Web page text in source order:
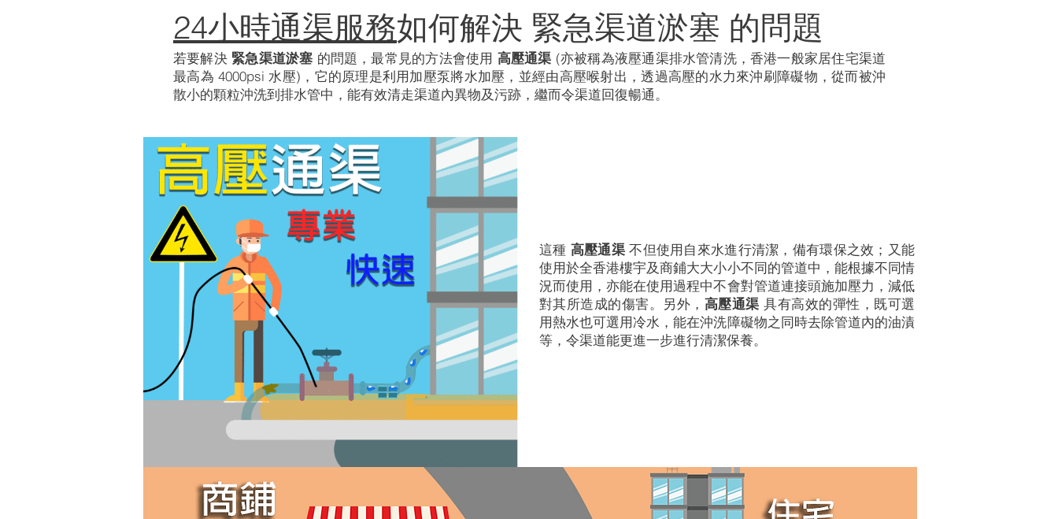
24小時通渠服務如何解決 緊急渠道淤塞 的問題
若要解決 緊急渠道淤塞 的問題，最常見的方法會使用 高壓通渠 (亦被稱為液壓通渠排水管清洗，香港一般家居住宅渠道
最高為 4000psi 水壓)，它的原理是利用加壓泵將水加壓，並經由高壓喉射出，透過高壓的水力來沖刷障礙物，從而被沖
散小的顆粒沖洗到排水管中，能有效清走渠道內異物及污跡，繼而令渠道回復暢通。
這種 高壓通渠 不但使用自來水進行清潔，備有環保之效；又能
使用於全香港樓宇及商鋪大大小小不同的管道中，能根據不同情
況而使用，亦能在使用過程中不會對管道連接頭施加壓力，減低
對其所造成的傷害。另外， 高壓通渠 具有高效的彈性，既可選
用熱水也可選用冷水，能在沖洗障礙物之同時去除管道內的油漬
等，令渠道能更進一步進行清潔保養。